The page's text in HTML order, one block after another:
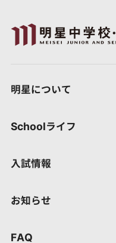
明星について
Schoolライフ
入試情報
お知らせ
FAQ